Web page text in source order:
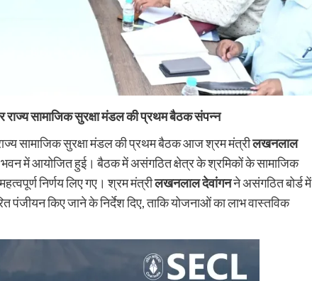
राज्य सामाजिक सुरक्षा मंडल की प्रथम बैठक संपन्न
सामाजिक सुरक्षा मंडल की प्रथम बैठक आज श्रम मंत्रीलखनलाल
भवन में आयोजित हुई। बैठक में असंगठित क्षेत्र के श्रमिकों के सामाजिक
निर्णय लिए गए। श्रम मंत्रीलखनलाल देवांगनने असंगठित बोर्ड में
किए जाने के निर्देश दिए, ताकि योजनाओं का लाभ वास्तविक